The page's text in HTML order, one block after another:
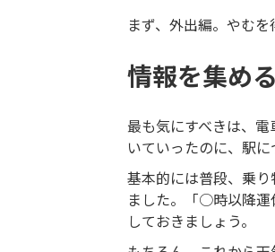
まず、外出編。やむを
情報を集める
最も気にすべきは、
いていったのに、駅
基本的には普段、乗
ました。「○時以降運
しておきましょう。